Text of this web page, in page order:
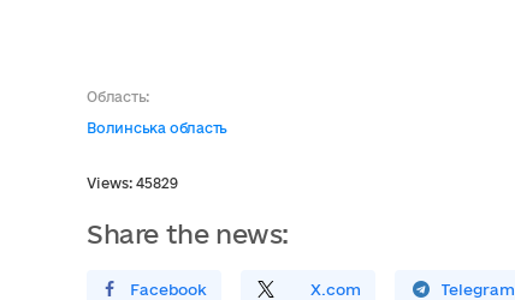
Область:
Волинська область
Views: 45829
Share the news:
Поширити У FacebookПоділитись X.comПоширити У Telegram